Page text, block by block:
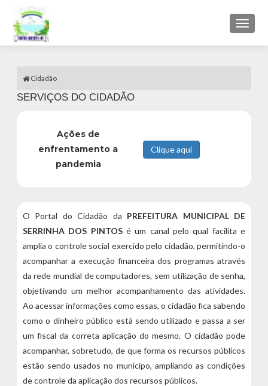
Toggle
Cidadão
SERVIÇOS DO CIDADÃO
Ações de
enfrentamento a
pandemia
O Portal do Cidadão da PREFEITURA MUNICIPAL DE
SERRINHA DOS PINTOSé um canal pelo qual facilita e
amplia o controle social exercido pelo cidadão, permitindo-o
acompanhar a execução financeira dos programas através
da rede mundial de computadores, sem utilização de senha,
objetivando um melhor acompanhamento das atividades.
Ao acessar informações como essas, o cidadão fica sabendo
como o dinheiro público está sendo utilizado e passa a ser
um fiscal da correta aplicação do mesmo. O cidadão pode
acompanhar, sobretudo, de que forma os recursos públicos
estão sendo usados no municípo, ampliando as condições
de controle da aplicação dos recursos públicos.